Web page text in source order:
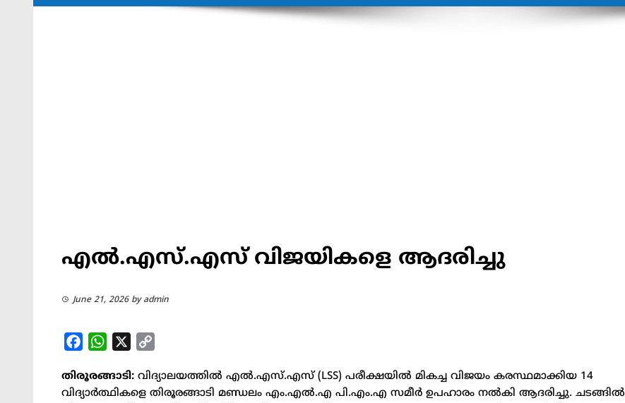
എൽ.എസ്.എസ് വിജയികളെ ആദരിച്ചു
June 21, 2026by admin
FacebookWhatsApp
തിരൂരങ്ങാടി: വിദ്യാലയത്തിൽ എൽ.എസ്.എസ് (LSS) പരീക്ഷയിൽ മികച്ച വിജയം കരസ്ഥമാക്കിയ 14
വിദ്യാർത്ഥികളെ തിരൂരങ്ങാടി മണ്ഡലം എം.എൽ.എ പി.എം.എ സമീർ ഉപഹാരം നൽകി ആദരിച്ചു. ചടങ്ങിൽ